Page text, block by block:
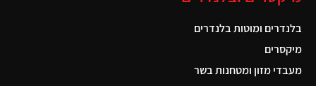
בלנדרים ומוטות בלנדרים
מיקסרים
מעבדי מזון ומטחנות בשר